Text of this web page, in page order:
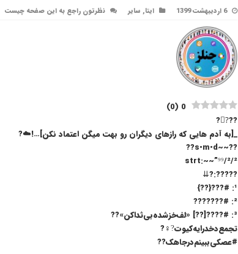
6 اردیبهشت 1399 ایتا, سایر نظرتون راجع به این صفحه چیست
0
(
0
)
???⃤?
_[به آدم هایی که رازهای دیگران رو بهت میگن اعتماد نکن]…!☁️?
??~~s•m•d??
strt:~~”⁹⁹/²/²
?????:?⇊
¹: #???{??}
²: #???????
³: #????[??] «لف‌خز‌شده‌بی‌ثدا‌کن»??
تجمع‌دخدرایه‌کیوت?‍♀?
#عصکی‌ببینم‌درجا‌هک??